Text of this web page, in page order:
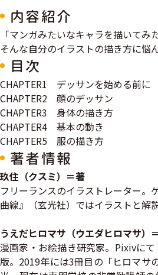
内容紹介
「マンガみたいなキャラを描いて
そんな自分のイラストの描き方に悩
目次
CHAPTER1 デッサンを始める前に
CHAPTER2 顔のデッサン
CHAPTER3 身体の描き方
CHAPTER4 基本の動き
CHAPTER5 服の描き方
著者情報
玖住（クスミ）＝著
フリーランスのイラストレーター
曲線』（玄光社）ではイラストと解
うえだヒロマサ（ウエダヒロマサ）
漫画家・お絵描き研究家。Pixivに
版。2019年には3冊目の「ヒロマサ